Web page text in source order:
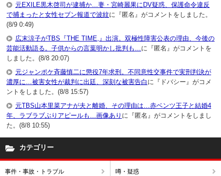
元EXILE黒木啓司が逮捕か…妻・宮崎麗果にDV疑惑、保護命令違反
で捕まったと女性セブン報道で波紋に『匿名』がコメントをしました。
(8/9 0:49)
広末涼子がTBS『THE TIME,』出演。双極性障害公表の理由、今後の
芸能活動語る。子供からの言葉明かし批判も… に『匿名』がコメントを
しました。(8/8 20:07)
元ジャンポケ斉藤慎二に懲役7年求刑。不同意性交事件で実刑判決が
濃厚に…被害女性が裁判に出廷、深刻な被害告白 に『ドバシー』がコメ
ントをしました。(8/8 15:57)
元TBS山本里菜アナが夫と離婚、その理由は…赤ベンツ王子と結婚4
年、ラブラブぶりアピールも…画像あり に『匿名』がコメントをしまし
た。(8/8 10:55)
カテゴリー
事件・事故・トラブル 噂・疑惑